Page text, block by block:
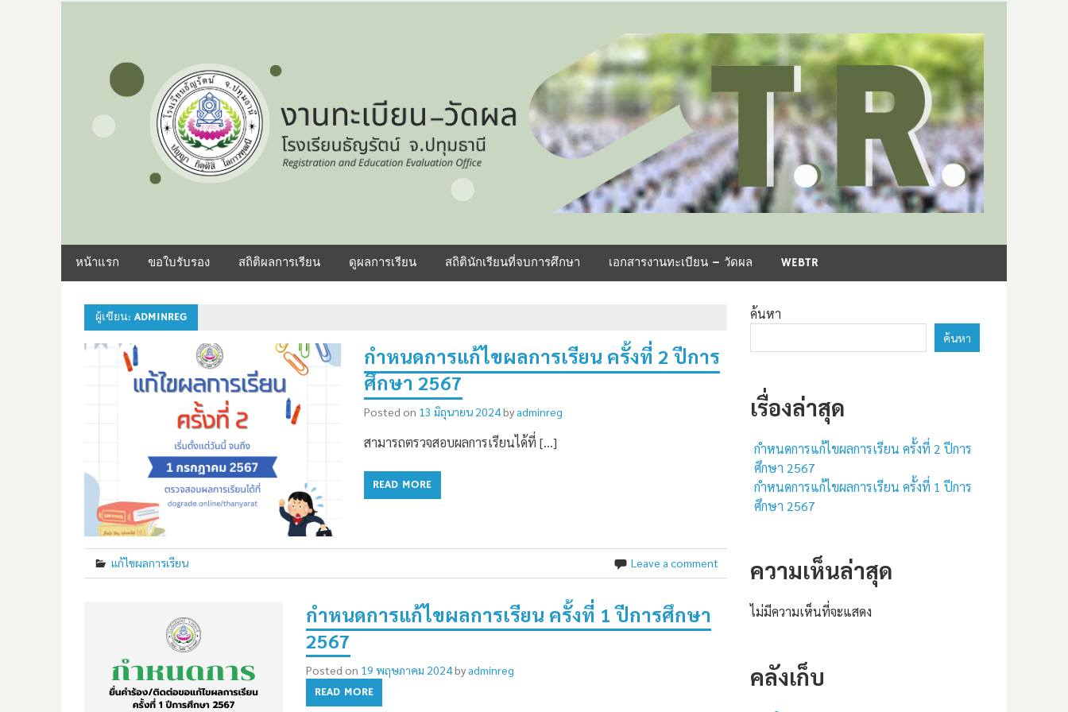
งานทะเบียน – วัดผล โรงเรียนธัญรัตน์
หน้าแรก ขอใบรับรอง สถิติผลการเรียน ดูผลการเรียน สถิตินักเรียนที่จบการศึกษา เอกสารงานทะเบียน – วัดผล WEBTR
ผู้เขียน: ADMINREG
กำหนดการแก้ไขผลการเรียน ครั้งที่ 2 ปีการ
ศึกษา 2567
Posted on 13 มิถุนายน 2024by adminreg
สามารถตรวจสอบผลการเรียนได้ที่ […]
READ MORE
แก้ไขผลการเรียน Leave a comment
กำหนดการแก้ไขผลการเรียน ครั้งที่ 1 ปีการศึกษา
2567
Posted on 19 พฤษภาคม 2024by adminreg
READ MORE
ค้นหา
ค้นหา
เรื่องล่าสุด
กำหนดการแก้ไขผลการเรียน ครั้งที่ 2 ปีการ
ศึกษา 2567
กำหนดการแก้ไขผลการเรียน ครั้งที่ 1 ปีการ
ศึกษา 2567
ความเห็นล่าสุด
ไม่มีความเห็นที่จะแสดง
คลังเก็บ